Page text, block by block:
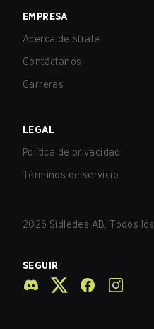
EMPRESA
Acerca de Strafe
Contáctanos
Carreras
LEGAL
Política de privacidad
Términos de servicio
2026 Sidledes AB. Todos
SEGUIR